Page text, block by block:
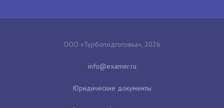
ООО «Турбоподготовка», 2026
Юридические документы